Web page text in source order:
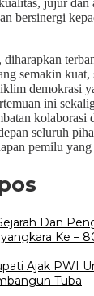
bersinergi
semakin kuat,
demokrasi
ini
kolaborasi
seluruh
pemilu
Dan
Ke –
Ajak PWI
Tuba